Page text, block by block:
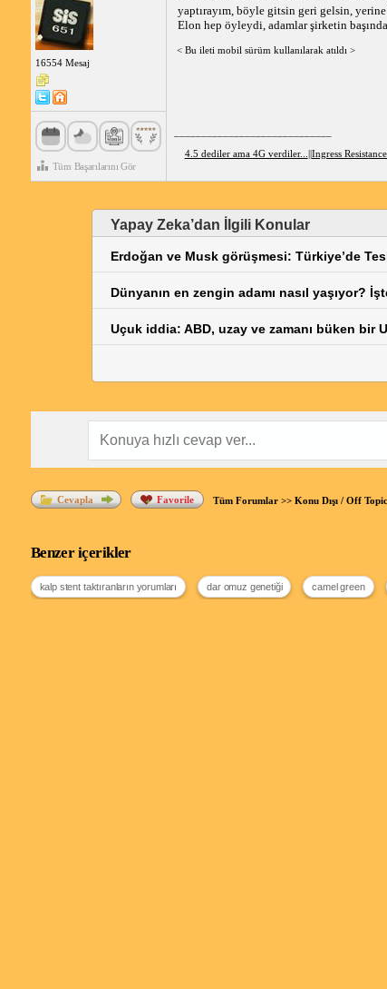
16554 Mesaj
Tüm Başarılarını Gör
yaptırayım, böyle gitsin geri gelsin,
Elon hep öyleydi, adamlar şirketin
< Bu ileti mobil sürüm kullanılarak atıldı >
4.5 dediler ama 4G verdiler... ||Ingress
Yapay Zeka’dan İlgili Konular
Erdoğan ve Musk görüşmesi: Türkiye’de
Dünyanın en zengin adamı nasıl yaşıyor?
Uçuk iddia: ABD, uzay ve zamanı büken bir
Cevapla Favorile Tüm Forumlar>> Konu Dışı / Off Topic
Benzer içerikler
kalp stent taktıranların yorumları dar omuz genetiği camel green